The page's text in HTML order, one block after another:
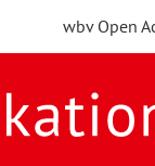
wbv Open